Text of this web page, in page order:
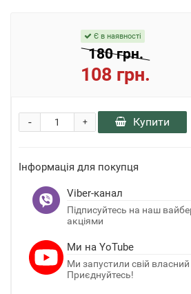
Є в наявності
180 грн.
108 грн.
+
- Купити
Інформація для покупця
Viber-канал
Підписуйтесь на наш
акціями
Ми на YoTube
Ми запустили свій
Приєднуйтесь!